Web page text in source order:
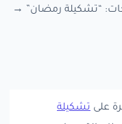
“تشكيلة رمضان” →
على تشكيلة